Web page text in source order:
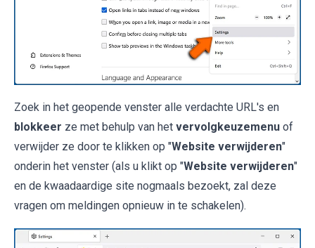
Zoek in het geopende venster alle verdachte URL's en
blokkeer ze met behulp van het vervolgkeuzemenu of
verwijder ze door te klikken op "Website verwijderen"
onderin het venster (als u klikt op "Website verwijderen"
en de kwaadaardige site nogmaals bezoekt, zal deze
vragen om meldingen opnieuw in te schakelen).